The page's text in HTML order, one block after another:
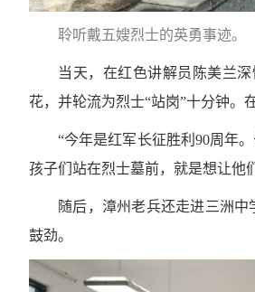
聆听戴五嫂烈士的英勇事迹。
当天，在红色讲解员陈美兰
花，并轮流为烈士“站岗”十分钟。
“今年是红军长征胜利90周年
孩子们站在烈士墓前，就是想让他
随后，漳州老兵还走进三洲
鼓劲。